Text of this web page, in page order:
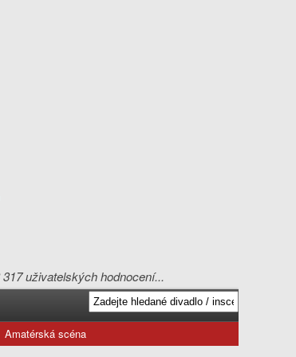
uživatelských hodnocení...
Amatérská scéna